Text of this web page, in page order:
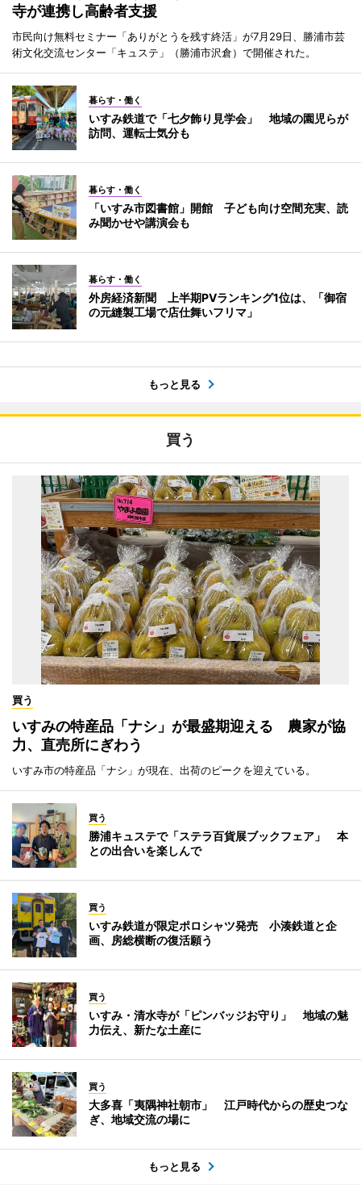
寺が連携し高齢者支援
市民向け無料セミナー「ありがとうを残す終活」が7月29日、勝浦市芸
術文化交流センター「キュステ」（勝浦市沢倉）で開催された。
暮らす・働く
いすみ鉄道で「七夕飾り見学会」 地域の園児らが
訪問、運転士気分も
暮らす・働く
「いすみ市図書館」開館 子ども向け空間充実、読
み聞かせや講演会も
暮らす・働く
外房経済新聞 上半期PVランキング1位は、「御宿
の元縫製工場で店仕舞いフリマ」
もっと見る
買う
買う
いすみの特産品「ナシ」が最盛期迎える 農家が協
力、直売所にぎわう
いすみ市の特産品「ナシ」が現在、出荷のピークを迎えている。
買う
勝浦キュステで「ステラ百貨展ブックフェア」 本
との出合いを楽しんで
買う
いすみ鉄道が限定ポロシャツ発売 小湊鉄道と企
画、房総横断の復活願う
買う
いすみ・清水寺が「ピンバッジお守り」 地域の魅
力伝え、新たな土産に
買う
大多喜「夷隅神社朝市」 江戸時代からの歴史つな
ぎ、地域交流の場に
もっと見る